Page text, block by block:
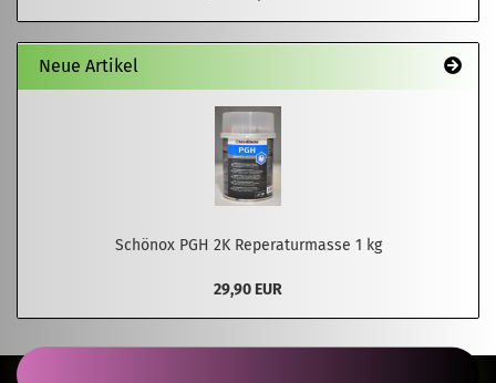
Neue Artikel
Schönox PGH 2K Reperaturmasse 1 kg
29,90 EUR